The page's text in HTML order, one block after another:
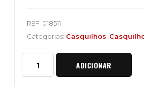
REF: 018511
Categorias: Casquilhos
Quantidade
Kit
ADICIONAR